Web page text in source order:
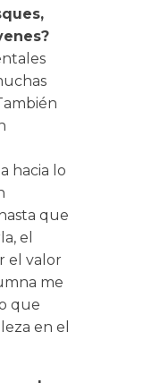
hacia lo
que
el
el valor
me
que
en el